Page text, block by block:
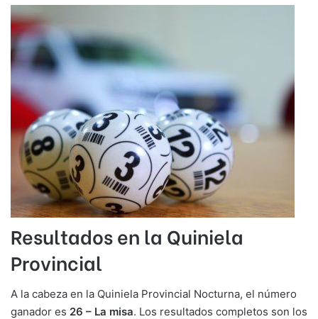
Resultados en la Quiniela
Provincial
A la cabeza en la Quiniela Provincial Nocturna, el número
ganador es 26 – La misa. Los resultados completos son los